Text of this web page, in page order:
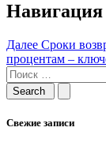
Навигация
Далее Сроки
процентам –
Свежие записи